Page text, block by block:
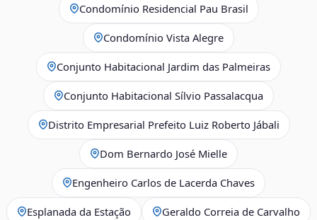
Condomínio Residencial Pau Brasil
Condomínio Vista Alegre
Conjunto Habitacional Jardim das Palmeiras
Conjunto Habitacional Sílvio Passalacqua
Distrito Empresarial Prefeito Luiz Roberto Jábali
Dom Bernardo José Mielle
Engenheiro Carlos de Lacerda Chaves
Esplanada da Estação Geraldo Correia de Carvalho